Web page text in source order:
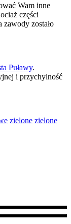
Wam inne
części
zostało
Puławy.
i przychylność
zielone zielone